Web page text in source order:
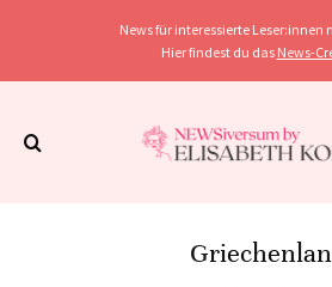
News für interessierte Leser:innen
Hier findest du das News-